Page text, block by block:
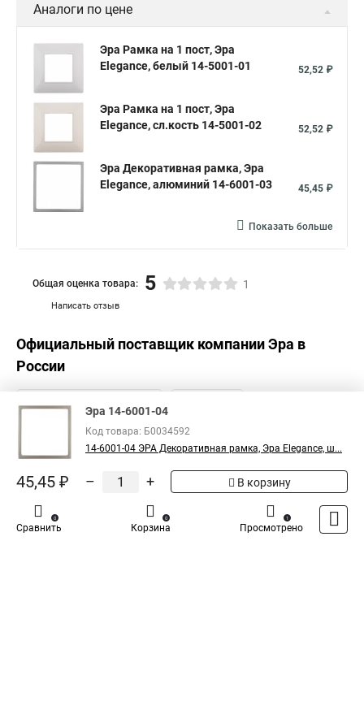
Аналоги по цене
Эра Рамка на 1 пост, Эра
Elegance, белый 14-5001-01
52,52 ₽
Эра Рамка на 1 пост, Эра
Elegance, сл.кость 14-5001-02
52,52 ₽
Эра Декоративная рамка, Эра
Elegance, алюминий 14-6001-03
45,45 ₽
Показать больше
Написать отзыв
Общая оценка товара: 5 1
Официальный поставщик компанииЭра в
России
Эра 14-6001-04
Код товара: Б0034592
14-6001-04 ЭРА Декоративная рамка, Эра Elegance, ш...
45,45 ₽ – + В корзину
Сравнить
0
Корзина
0
Просмотрено
1